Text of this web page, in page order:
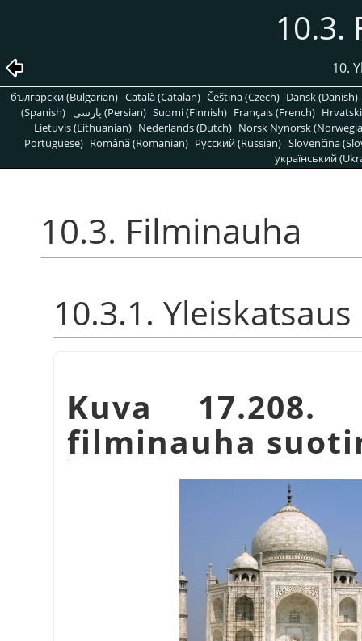
10.3.
10.
български (Bulgarian) Català (Catalan) Čeština (Czech) Dansk (Danish)
(Spanish)
پارسی (Persian) Suomi (Finnish) Français (French)
Lietuvis (Lithuanian) Nederlands (Dutch) Norsk Nynorsk
Portuguese) Română (Romanian) Pусский (Russian) Slovenčina
український
10.3. Filminauha
10.3.1. Yleiskatsaus
Kuva 17.208.
filminauha